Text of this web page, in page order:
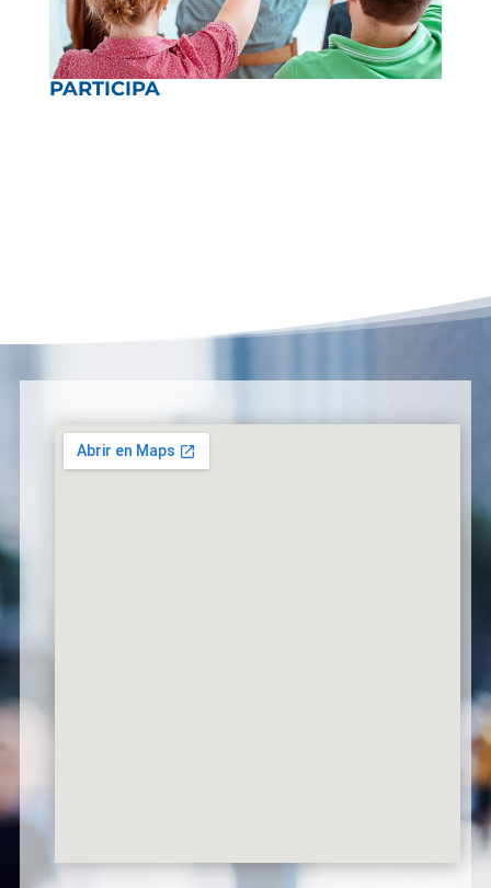
PARTICIPA